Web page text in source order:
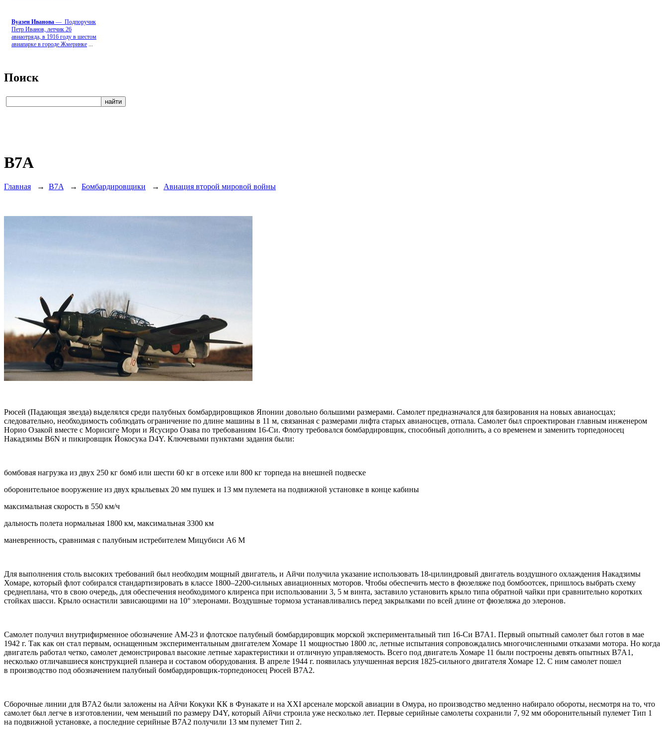
Вуазен Иванова — Подпоручик
Петр Иванов, летчик 26
авиаотряда, в 1916 году в шестом
авиапарке в городе Жмеринке
Поиск
B7A
Главная → B7A → Бомбардировщики → Авиация второй мировой войны
Рюсей (Падающая звезда) выделялся среди палубных бомбардировщиков Японии довольно большими размерами. Самолет предназначался для базирования на новых авианосцах;
следовательно, необходимость соблюдать ограничение по длине машины в 11 м, связанная с размерами лифта старых авианосцев, отпала. Самолет был спроектирован главным инженером
Норио Озакой вместе с Морисиге Мори и Ясусиро Озава по требованиям 16-Си. Флоту требовался бомбардировщик, способный дополнить, а со временем и заменить торпедоносец
Накадзимы В6N и пикировщик Йокосука D4Y. Ключевыми пунктами задания были:
бомбовая нагрузка из двух 250 кг бомб или шести 60 кг в отсеке или 800 кг торпеда на внешней подвеске
оборонительное вооружение из двух крыльевых 20 мм пушек и 13 мм пулемета на подвижной установке в конце кабины
максимальная скорость в 550 км/ч
дальность полета нормальная 1800 км, максимальная 3300 км
маневренность, сравнимая с палубным истребителем Мицубиси А6 М
Для выполнения столь высоких требований был необходим мощный двигатель, и Айчи получила указание использовать 18-цилиндровый двигатель воздушного охлаждения Накадзимы
Хомаре, который флот собирался стандартизировать в классе 1800–2200-сильных авиационных моторов. Чтобы обеспечить место в фюзеляже под бомбоотсек, пришлось выбрать схему
среднеплана, что в свою очередь, для обеспечения необходимого клиренса при использовании 3, 5 м винта, заставило установить крыло типа обратной чайки при сравнительно коротких
стойках шасси. Крыло оснастили зависающими на 10° элеронами. Воздушные тормоза устанавливались перед закрылками по всей длине от фюзеляжа до элеронов.
Самолет получил внутрифирменное обозначение АМ-23 и флотское палубный бомбардировщик морской экспериментальный тип 16-Си В7А1. Первый опытный самолет был готов в мае
1942 г. Так как он стал первым, оснащенным экспериментальным двигателем Хомаре 11 мощностью 1800 лс, летные испытания сопровождались многочисленными отказами мотора. Но когда
двигатель работал четко, самолет демонстрировал высокие летные характеристики и отличную управляемость. Всего под двигатель Хомаре 11 были построены девять опытных В7А1,
несколько отличавшиеся конструкцией планера и составом оборудования. В апреле 1944 г. появилась улучшенная версия 1825-сильного двигателя Хомаре 12. С ним самолет пошел
в производство под обозначением палубный бомбардировщик-торпедоносец Рюсей В7А2.
Сборочные линии для В7А2 были заложены на Айчи Кокуки КК в Фунакате и на XXI арсенале морской авиации в Омура, но производство медленно набирало обороты, несмотря на то, что
самолет был легче в изготовлении, чем меньший по размеру D4Y, который Айчи строила уже несколько лет. Первые серийные самолеты сохранили 7, 92 мм оборонительный пулемет Тип 1
на подвижной установке, а последние серийные В7А2 получили 13 мм пулемет Тип 2.